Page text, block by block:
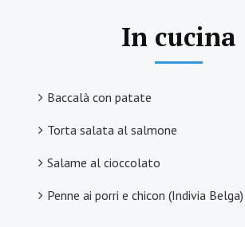
In cucina
Baccalà con patate
Torta salata al salmone
Salame al cioccolato
Penne ai porri e chicon (Indivia Belga)